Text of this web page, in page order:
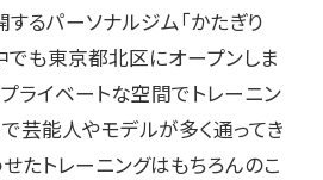
るパーソナルジム「かたぎり
でも東京都北区にオープンしま
ライベートな空間でトレーニン
芸能人やモデルが多く通ってき
たトレーニングはもちろんのこ